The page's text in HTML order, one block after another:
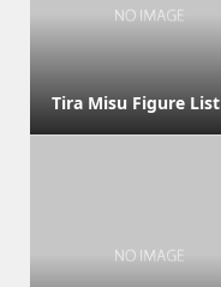
Tira Misu Figure List